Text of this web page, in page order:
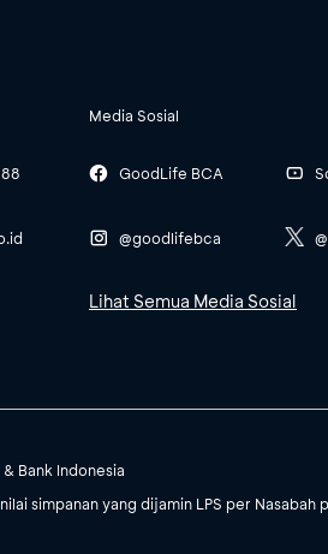
Media Sosial
GoodLife BCA
@goodlifebca
Lihat Semua Media Sosial
Bank Indonesia
simpanan yang dijamin LPS per Nasabah